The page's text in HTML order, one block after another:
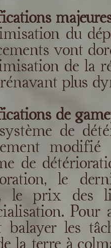
du
vont
de la
plus
de
de
modifié
de
le
le prix des
Pour
les
la terre à